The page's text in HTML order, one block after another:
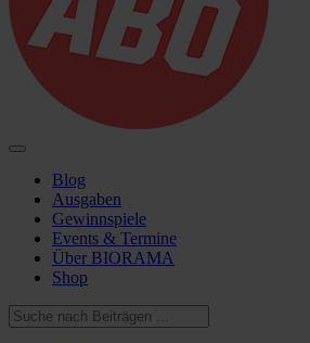
Blog
Ausgaben
Gewinnspiele
Events & Termine
Über BIORAMA
Shop